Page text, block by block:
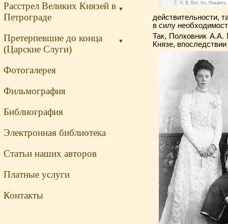
▼
Расстрел Великих Князей в
Петрограде
▼
Претерпевшие до конца
(Царские Слуги)
Фотогалерея
Фильмография
Библиография
Электронная библиотека
Статьи наших авторов
Платные услуги
Контакты
действительности,
в силу
Так, Полковник А.А.
Князе,